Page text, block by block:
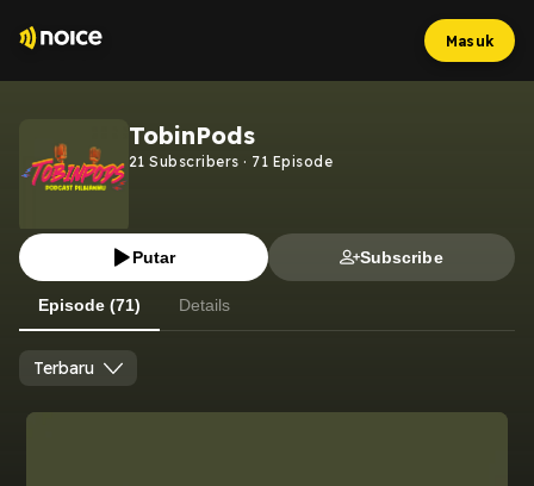
Masuk
TobinPods
21 Subscribers · 71 Episode
Putar Subscribe
Episode (71) Details
Terbaru